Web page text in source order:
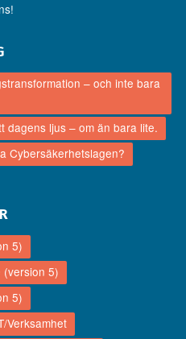
– och inte bara
dagens ljus – om än bara lite.
Cybersäkerhetslagen?
5)
(version 5)
5)
Verksamhet